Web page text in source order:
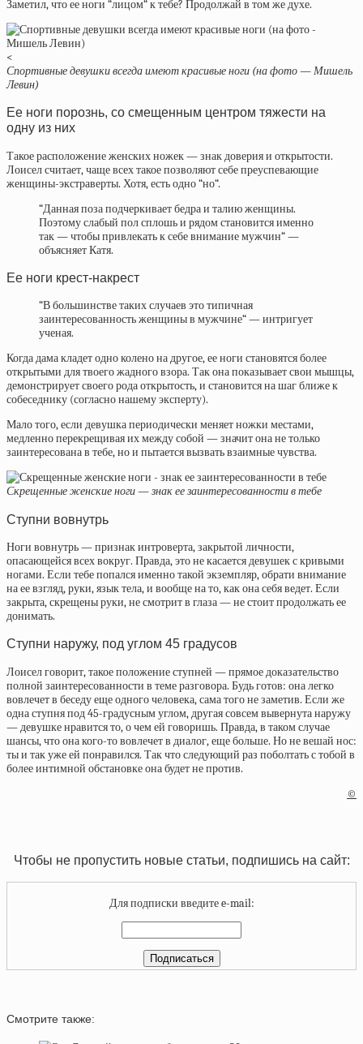
Заметил, что ее ноги “лицом“ к тебе? Продолжай в том же духе.
<
Спортивные девушки всегда имеют красивые ноги (на фото — Мишель
Левин)
Ее ноги порознь, со смещенным центром тяжести на
одну из них
Такое расположение женских ножек — знак доверия и открытости.
Лоисел считает, чаще всех такое позволяют себе преуспевающие
женщины-экстраверты. Хотя, есть одно “но“.
“Данная поза подчеркивает бедра и талию женщины.
Поэтому слабый пол сплошь и рядом становится именно
так — чтобы привлекать к себе внимание мужчин“ —
объясняет Катя.
Ее ноги крест-накрест
“В большинстве таких случаев это типичная
заинтересованность женщины в мужчине“ — интригует
ученая.
Когда дама кладет одно колено на другое, ее ноги становятся более
открытыми для твоего жадного взора. Так она показывает свои мышцы,
демонстрирует своего рода открытость, и становится на шаг ближе к
собеседнику (согласно нашему эксперту).
Мало того, если девушка периодически меняет ножки местами,
медленно перекрещивая их между собой — значит она не только
заинтересована в тебе, но и пытается вызвать взаимные чувства.
Скрещенные женские ноги — знак ее заинтересованности в тебе
Ступни вовнутрь
Ноги вовнутрь — признак интроверта, закрытой личности,
опасающейся всех вокруг. Правда, это не касается девушек с кривыми
ногами. Если тебе попался именно такой экземпляр, обрати внимание
на ее взгляд, руки, язык тела, и вообще на то, как она себя ведет. Если
закрыта, скрещены руки, не смотрит в глаза — не стоит продолжать ее
донимать.
Ступни наружу, под углом 45 градусов
Лоисел говорит, такое положение ступней — прямое доказательство
полной заинтересованности в теме разговора. Будь готов: она легко
вовлечет в беседу еще одного человека, сама того не заметив. Если же
одна ступня под 45-градусным углом, другая совсем вывернута наружу
— девушке нравится то, о чем ей говоришь. Правда, в таком случае
шансы, что она кого-то вовлечет в диалог, еще больше. Но не вешай нос:
ты и так уже ей понравился. Так что следующий раз поболтать с тобой в
более интимной обстановке она будет не против.
©
Чтобы не пропустить новые статьи, подпишись на сайт:
Для подписки введите e-mail:
Смотрите также: